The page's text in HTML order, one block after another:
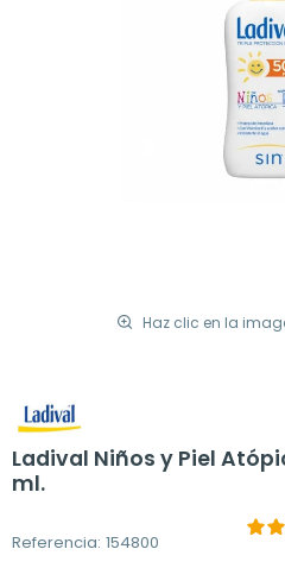
Haz clic en la
Ladival Niños y Piel
ml.
Referencia: 154800